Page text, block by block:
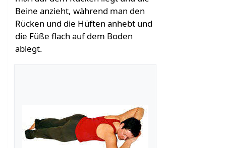
Beine anzieht, während man den
Rücken und die Hüften anhebt und
die Füße flach auf dem Boden
ablegt.